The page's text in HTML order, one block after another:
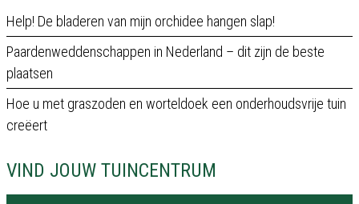
Help! De bladeren van mijn orchidee hangen slap!
Paardenweddenschappen in Nederland – dit zijn de beste
plaatsen
Hoe u met graszoden en worteldoek een onderhoudsvrije tuin
creëert
VIND JOUW TUINCENTRUM